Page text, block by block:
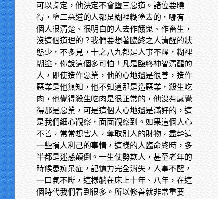
可以肯定，他決定不會墮三惡道。諸位要曉
得，墮三惡道的人都是糊裡糊塗去的，哪有一
個人很清楚、很明白的人去作餓鬼、作畜生，
沒這個道理的？我們要想著臨終之人清醒的狀
態少，不多見，十之八九都是人事不醒，糊裡
糊塗，你說這個多可怕！凡是臨終神智清醒的
人，即使造作惡業，他的心地還是很善，造作
惡業是他無知，他不知道那是造惡業，殺生吃
肉，他覺得殺生吃肉是很正常的，他沒有感覺
得那是惡業，可是這個人心地還是滿好的，這
是我們細心觀察，面面觀察到。如果這個人心
不善，常常想害人，奪取別人的財物，盡幹這
一些損人利己的事情，這樣的人臨命終時，多
半都是迷惑顛倒。一生仗勢欺人，甚至老年的
時候患痴呆症，記憶力完全消失，人事不醒，
一口氣不斷，這樣躺在床上十年、八年，在這
個時代我們看到很多。所以修善就非常重要